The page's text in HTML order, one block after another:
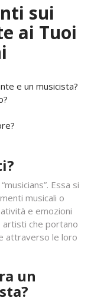
sui
ai Tuoi
e un musicista?
Essa si
musicali o
e emozioni
artisti che portano
attraverso le loro
un